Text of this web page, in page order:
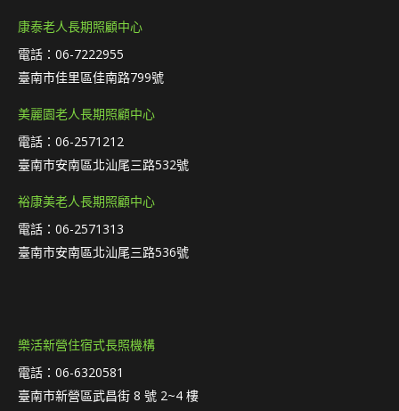
康泰老人長期照顧中心
電話：06-7222955
臺南市佳里區佳南路799號
美麗園老人長期照顧中心
電話：06-2571212
臺南市安南區北汕尾三路532號
裕康美老人長期照顧中心
電話：06-2571313
臺南市安南區北汕尾三路536號
樂活新營住宿式長照機構
電話：06-6320581
臺南市新營區武昌街 8 號 2~4 樓